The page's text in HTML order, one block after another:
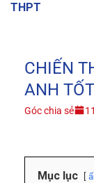
THPT
CHIẾN
ANH
Góc chia sẻ
Mục lục